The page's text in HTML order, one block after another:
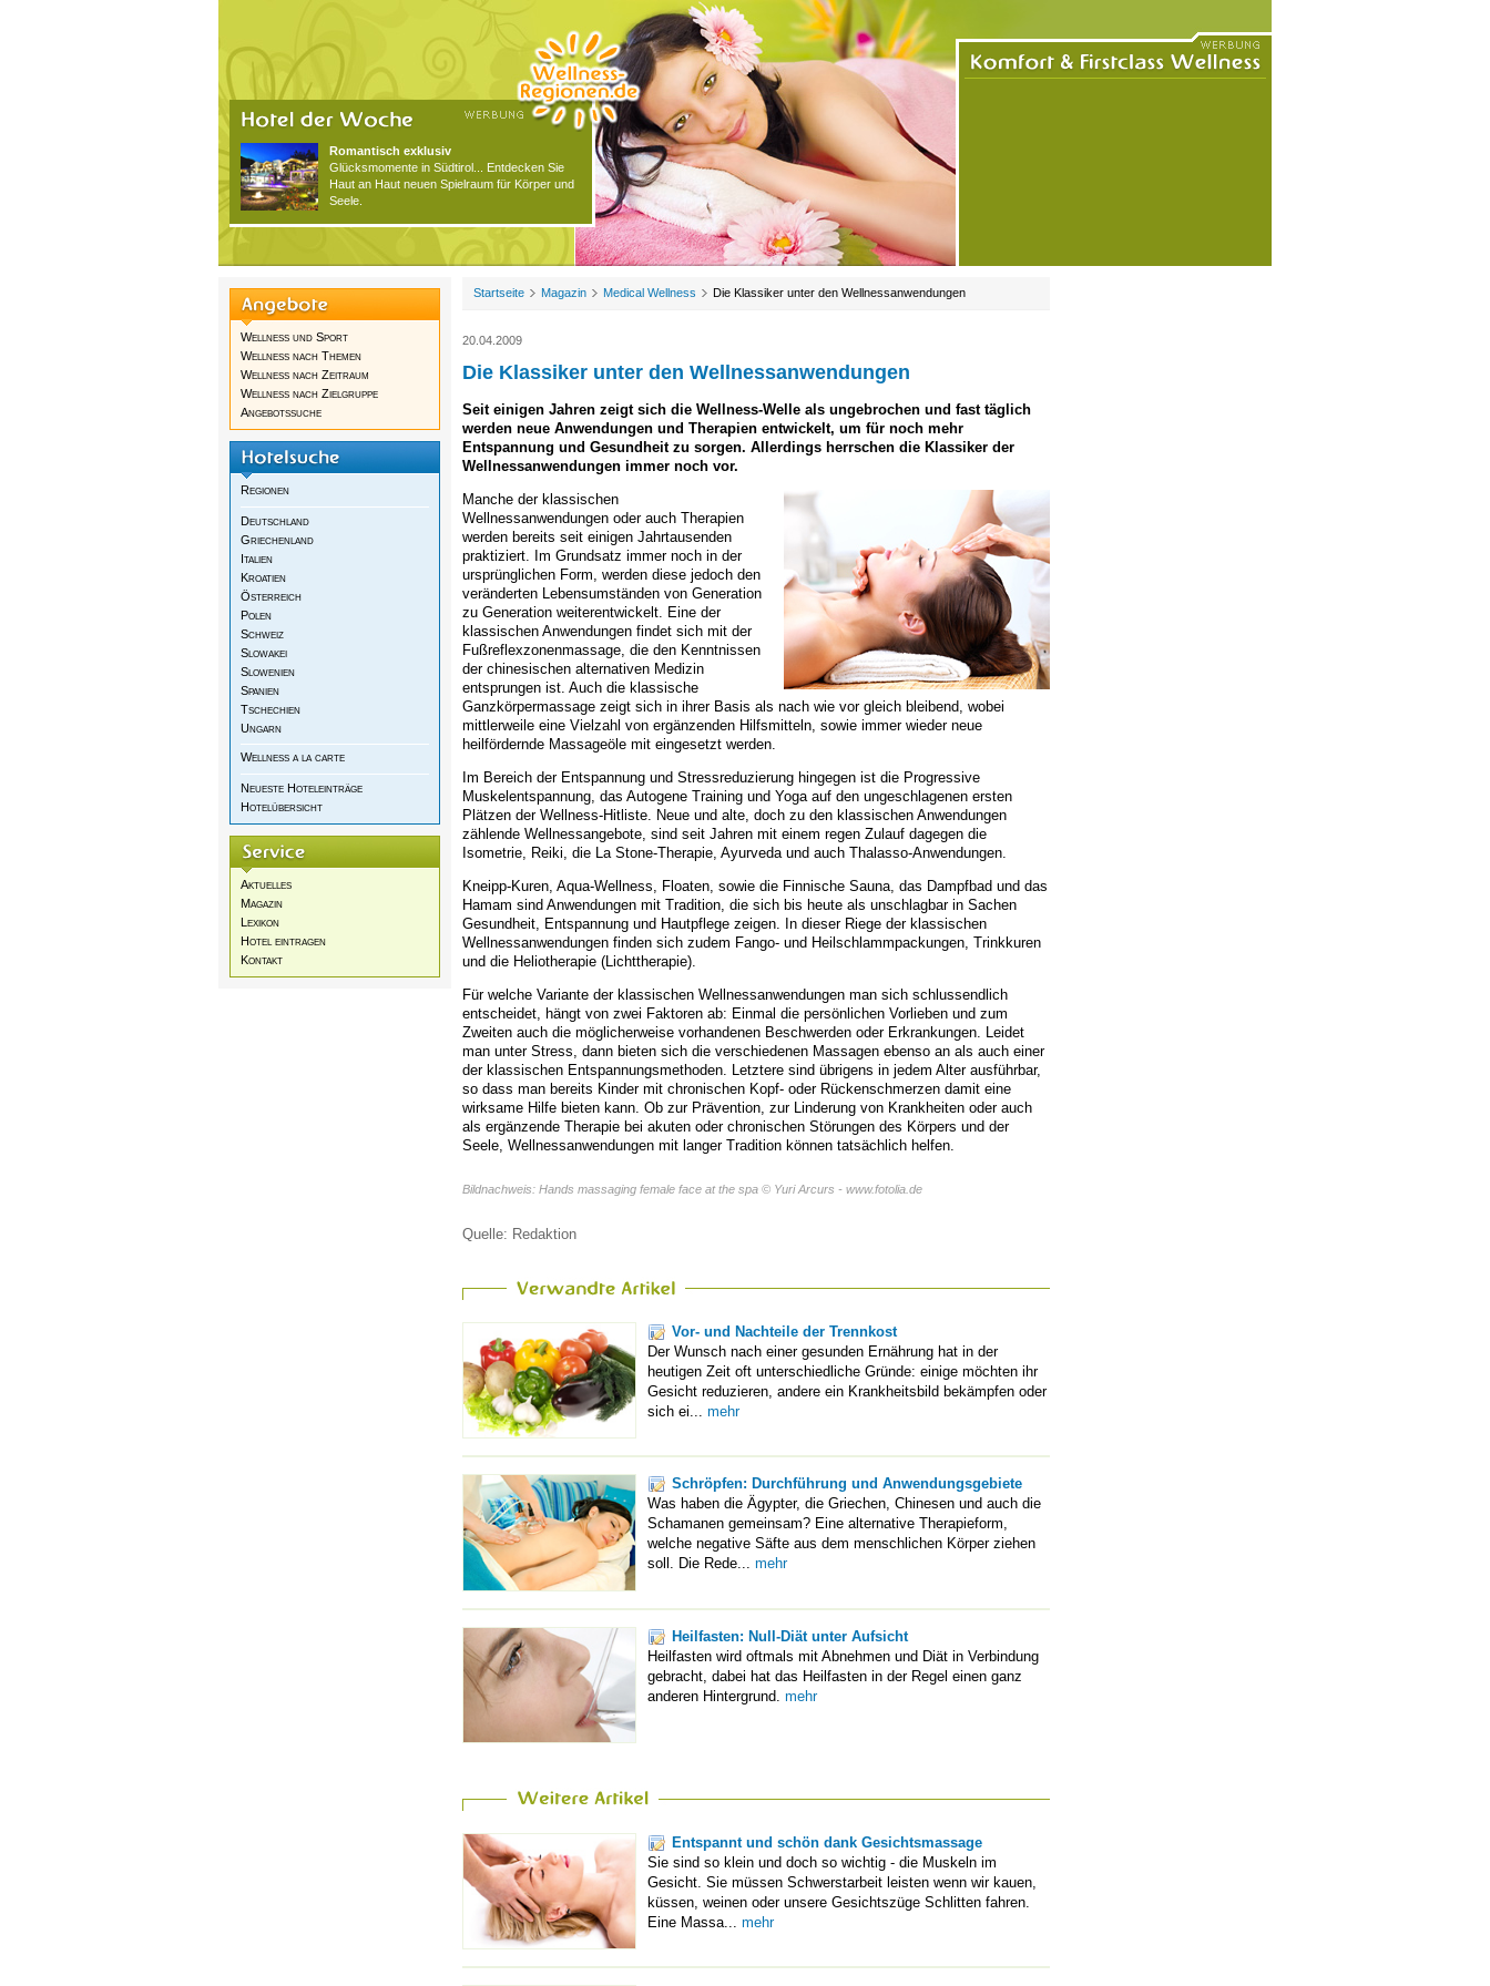
Romantisch exklusiv
Glücksmomente in Südtirol... Entdecken Sie
Haut an Haut neuen Spielraum für Körper und
Seele.
Wellness und Sport
Wellness nach Themen
Wellness nach Zeitraum
Wellness nach Zielgruppe
Angebotssuche
Regionen
Deutschland
Griechenland
Italien
Kroatien
Österreich
Polen
Schweiz
Slowakei
Slowenien
Spanien
Tschechien
Ungarn
Wellness a la carte
Neueste Hoteleinträge
Hotelübersicht
Aktuelles
Magazin
Lexikon
Hotel eintragen
Kontakt
Startseite Magazin Medical Wellness Die Klassiker unter den Wellnessanwendungen
20.04.2009
Die Klassiker unter den Wellnessanwendungen
Seit einigen Jahren zeigt sich die Wellness-Welle als ungebrochen und fast täglich
werden neue Anwendungen und Therapien entwickelt, um für noch mehr
Entspannung und Gesundheit zu sorgen. Allerdings herrschen die Klassiker der
Wellnessanwendungen immer noch vor.
Manche der klassischen
Wellnessanwendungen oder auch Therapien
werden bereits seit einigen Jahrtausenden
praktiziert. Im Grundsatz immer noch in der
ursprünglichen Form, werden diese jedoch den
veränderten Lebensumständen von Generation
zu Generation weiterentwickelt. Eine der
klassischen Anwendungen findet sich mit der
Fußreflexzonenmassage, die den Kenntnissen
der chinesischen alternativen Medizin
entsprungen ist. Auch die klassische
Ganzkörpermassage zeigt sich in ihrer Basis als nach wie vor gleich bleibend, wobei
mittlerweile eine Vielzahl von ergänzenden Hilfsmitteln, sowie immer wieder neue
heilfördernde Massageöle mit eingesetzt werden.
Im Bereich der Entspannung und Stressreduzierung hingegen ist die Progressive
Muskelentspannung, das Autogene Training und Yoga auf den ungeschlagenen ersten
Plätzen der Wellness-Hitliste. Neue und alte, doch zu den klassischen Anwendungen
zählende Wellnessangebote, sind seit Jahren mit einem regen Zulauf dagegen die
Isometrie, Reiki, die La Stone-Therapie, Ayurveda und auch Thalasso-Anwendungen.
Kneipp-Kuren, Aqua-Wellness, Floaten, sowie die Finnische Sauna, das Dampfbad und das
Hamam sind Anwendungen mit Tradition, die sich bis heute als unschlagbar in Sachen
Gesundheit, Entspannung und Hautpflege zeigen. In dieser Riege der klassischen
Wellnessanwendungen finden sich zudem Fango- und Heilschlammpackungen, Trinkkuren
und die Heliotherapie (Lichttherapie).
Für welche Variante der klassischen Wellnessanwendungen man sich schlussendlich
entscheidet, hängt von zwei Faktoren ab: Einmal die persönlichen Vorlieben und zum
Zweiten auch die möglicherweise vorhandenen Beschwerden oder Erkrankungen. Leidet
man unter Stress, dann bieten sich die verschiedenen Massagen ebenso an als auch einer
der klassischen Entspannungsmethoden. Letztere sind übrigens in jedem Alter ausführbar,
so dass man bereits Kinder mit chronischen Kopf- oder Rückenschmerzen damit eine
wirksame Hilfe bieten kann. Ob zur Prävention, zur Linderung von Krankheiten oder auch
als ergänzende Therapie bei akuten oder chronischen Störungen des Körpers und der
Seele, Wellnessanwendungen mit langer Tradition können tatsächlich helfen.
Bildnachweis: Hands massaging female face at the spa © Yuri Arcurs - www.fotolia.de
Quelle: Redaktion
Vor- und Nachteile der Trennkost
Der Wunsch nach einer gesunden Ernährung hat in der
heutigen Zeit oft unterschiedliche Gründe: einige möchten ihr
Gesicht reduzieren, andere ein Krankheitsbild bekämpfen oder
sich ei... mehr
Schröpfen: Durchführung und Anwendungsgebiete
Was haben die Ägypter, die Griechen, Chinesen und auch die
Schamanen gemeinsam? Eine alternative Therapieform,
welche negative Säfte aus dem menschlichen Körper ziehen
soll. Die Rede... mehr
Heilfasten: Null-Diät unter Aufsicht
Heilfasten wird oftmals mit Abnehmen und Diät in Verbindung
gebracht, dabei hat das Heilfasten in der Regel einen ganz
anderen Hintergrund. mehr
Entspannt und schön dank Gesichtsmassage
Sie sind so klein und doch so wichtig - die Muskeln im
Gesicht. Sie müssen Schwerstarbeit leisten wenn wir kauen,
küssen, weinen oder unsere Gesichtszüge Schlitten fahren.
Eine Massa... mehr